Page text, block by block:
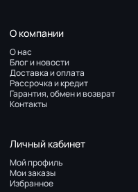
О компании
О нас
Блог и новости
Доставка и оплата
Рассрочка и кредит
Гарантия, обмен и возврат
Контакты
Личный кабинет
Мой профиль
Мои заказы
Избранное